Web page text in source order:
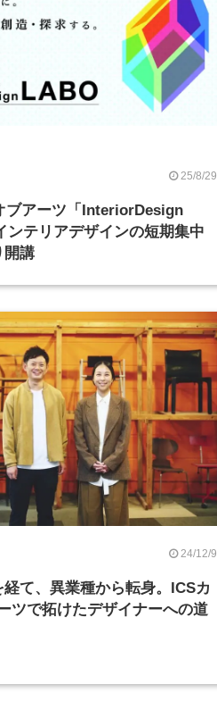
25/8/29
ブアーツ「InteriorDesign
ンテリアデザインの短期集中
開講
24/12/9
て、異業種から転身。ICSカ
ツで拓けたデザイナーへの道